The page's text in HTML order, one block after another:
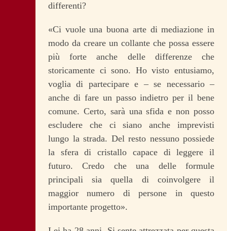
differenti?
«Ci vuole una buona arte di mediazione in
modo da creare un collante che possa essere
più forte anche delle differenze che
storicamente ci sono. Ho visto entusiamo,
voglia di partecipare e – se necessario –
anche di fare un passo indietro per il bene
comune. Certo, sarà una sfida e non posso
escludere che ci siano anche imprevisti
lungo la strada. Del resto nessuno possiede
la sfera di cristallo capace di leggere il
futuro. Credo che una delle formule
principali sia quella di coinvolgere il
maggior numero di persone in questo
importante progetto».